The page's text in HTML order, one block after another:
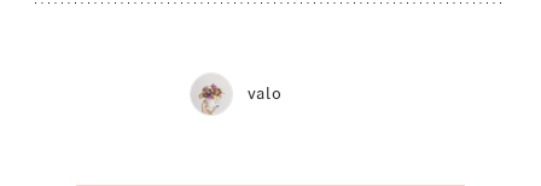
valo